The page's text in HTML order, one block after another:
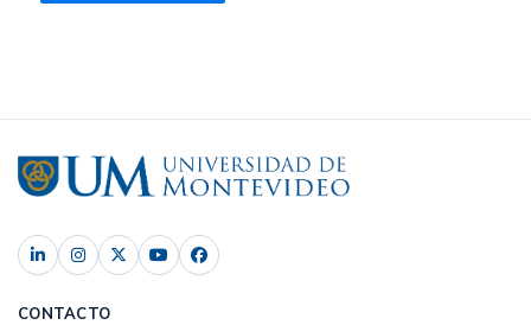
CONTACTO